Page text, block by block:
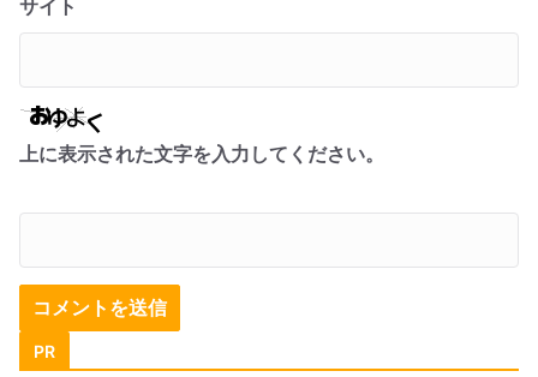
サイト
上に表示された文字を入力してください。
PR